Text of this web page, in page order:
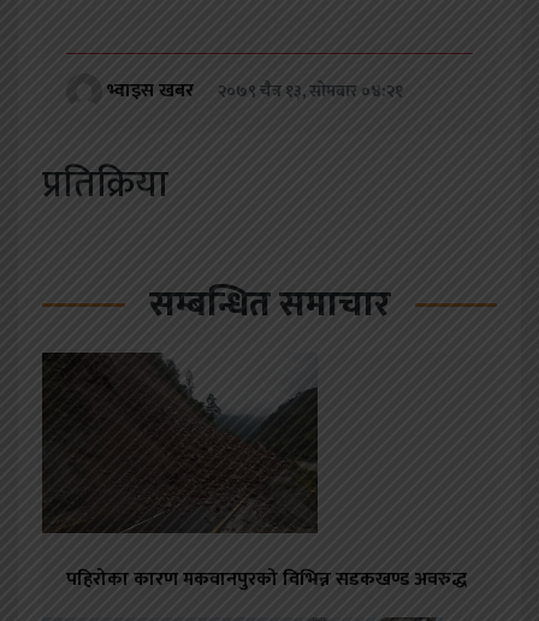
भ्वाइस खबर २०७९ चैत्र १३, सोमबार ०४:२१
प्रतिक्रिया
सम्बन्धित समाचार
पहिरोका कारण मकवानपुरको विभिन्न सडकखण्ड अवरुद्ध